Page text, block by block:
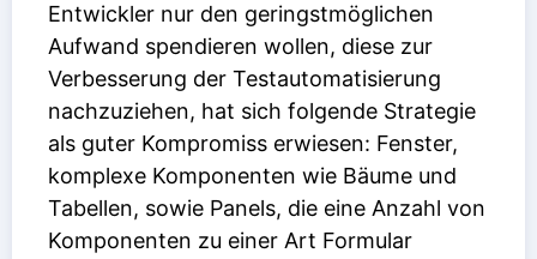
Entwickler nur den geringstmöglichen
Aufwand spendieren wollen, diese zur
Verbesserung der Testautomatisierung
nachzuziehen, hat sich folgende Strategie
als guter Kompromiss erwiesen: Fenster,
komplexe Komponenten wie Bäume und
Tabellen, sowie Panels, die eine Anzahl von
Komponenten zu einer Art Formular